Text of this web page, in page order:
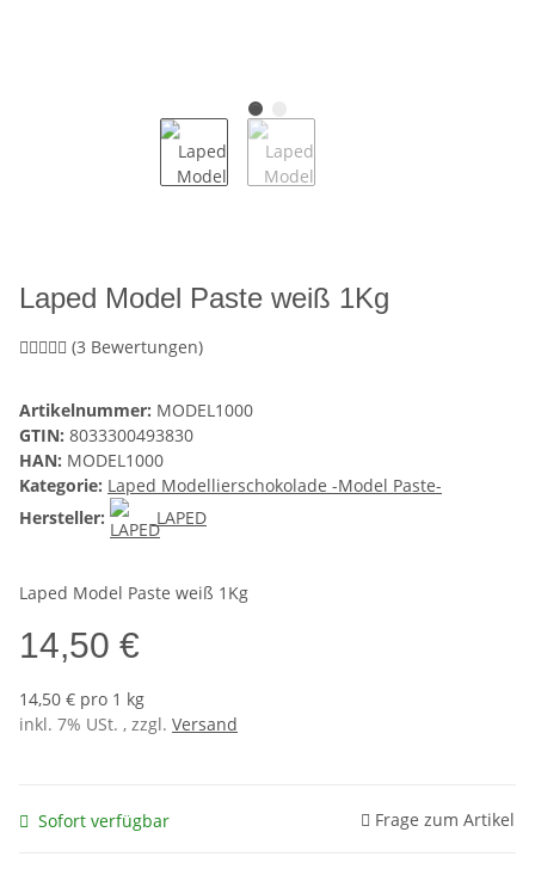
Laped Model Paste weiß 1Kg
(3 Bewertungen)
Artikelnummer: MODEL1000
GTIN: 8033300493830
HAN: MODEL1000
Kategorie: Laped Modellierschokolade -Model Paste-
Hersteller:
LAPED
Laped Model Paste weiß 1Kg
14,50 €
14,50 € pro 1 kg
inkl. 7% USt. , zzgl. Versand
Sofort verfügbar Frage zum Artikel